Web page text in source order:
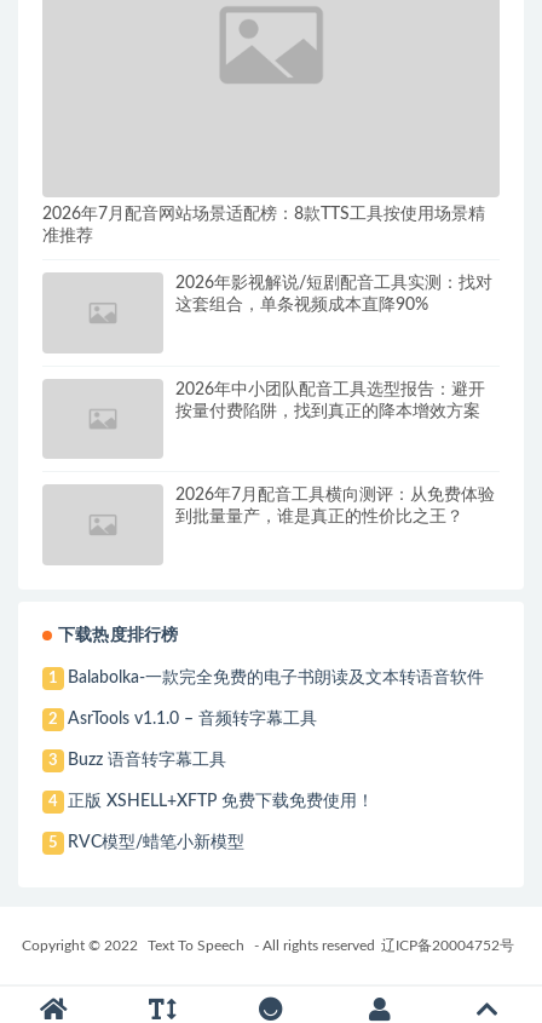
2026年7月配音网站场景适配榜：8款TTS工具按使用场景精
准推荐
2026年影视解说/短剧配音工具实测：找对
这套组合，单条视频成本直降90%
2026年中小团队配音工具选型报告：避开
按量付费陷阱，找到真正的降本增效方案
2026年7月配音工具横向测评：从免费体验
到批量量产，谁是真正的性价比之王？
下载热度排行榜
1 Balabolka-一款完全免费的电子书朗读及文本转语音软件
2 AsrTools v1.1.0 – 音频转字幕工具
3 Buzz 语音转字幕工具
4 正版 XSHELL+XFTP 免费下载免费使用！
5 RVC模型/蜡笔小新模型
Copyright © 2022 Text To Speech - All rights reserved 辽ICP备20004752号